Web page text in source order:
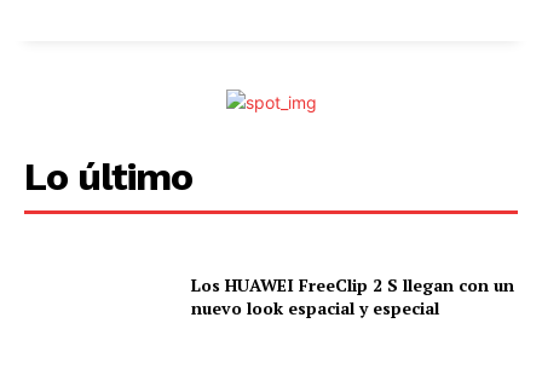
Lo último
Los HUAWEI FreeClip 2 S llegan con un
nuevo look espacial y especial